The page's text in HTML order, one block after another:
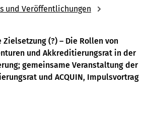
und Veröffentlichungen
Zielsetzung (?) – Die Rollen von
und Akkreditierungsrat in der
gemeinsame Veranstaltung der
und ACQUIN, Impulsvortrag